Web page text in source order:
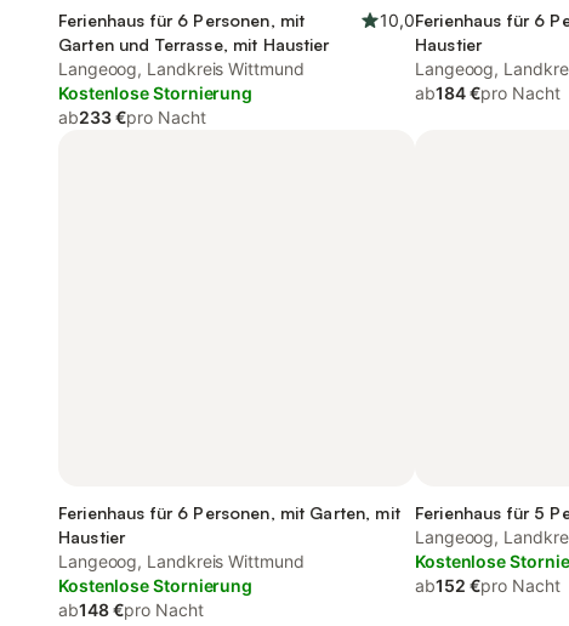
Ferienhaus für 6 Personen, mit
Garten und Terrasse, mit Haustier
10,0
Langeoog, Landkreis Wittmund
Kostenlose Stornierung
ab233 €pro Nacht
Ferienhaus für 6
Haustier
Langeoog,
ab184 €pro Nacht
Ferienhaus für 6 Personen, mit Garten, mit
Haustier
Langeoog, Landkreis Wittmund
Kostenlose Stornierung
ab148 €pro Nacht
Ferienhaus für 5
Langeoog,
Kostenlose
ab152 €pro Nacht